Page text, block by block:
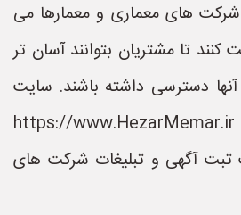
شرکت های معماری و معمارها می
کنند تا مشتریان بتوانند آسان تر
دسترسی داشته باشند. سایت
هزار معمار به نشانی https://www.HezarMemar.ir
آگهی و تبلیغات شرکت های